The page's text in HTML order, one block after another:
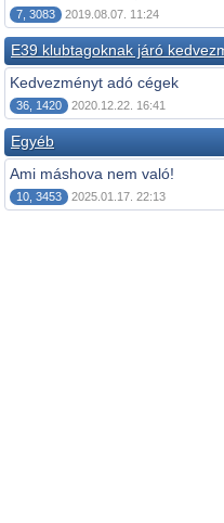
7, 3083 2019.08.07. 11:24
E39 klubtagoknak járó
Kedvezményt adó cégek
36, 1420 2020.12.22. 16:41
Egyéb
Ami máshova nem való!
10, 3453 2025.01.17. 22:13